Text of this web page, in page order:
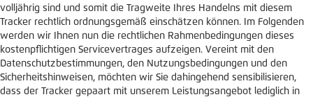
volljährig sind und somit die Tragweite Ihres Handelns mit diesem
Tracker rechtlich ordnungsgemäß einschätzen können. Im Folgenden
werden wir Ihnen nun die rechtlichen Rahmenbedingungen dieses
kostenpflichtigen Servicevertrages aufzeigen. Vereint mit den
Datenschutzbestimmungen, den Nutzungsbedingungen und den
Sicherheitshinweisen, möchten wir Sie dahingehend sensibilisieren,
dass der Tracker gepaart mit unserem Leistungsangebot lediglich in